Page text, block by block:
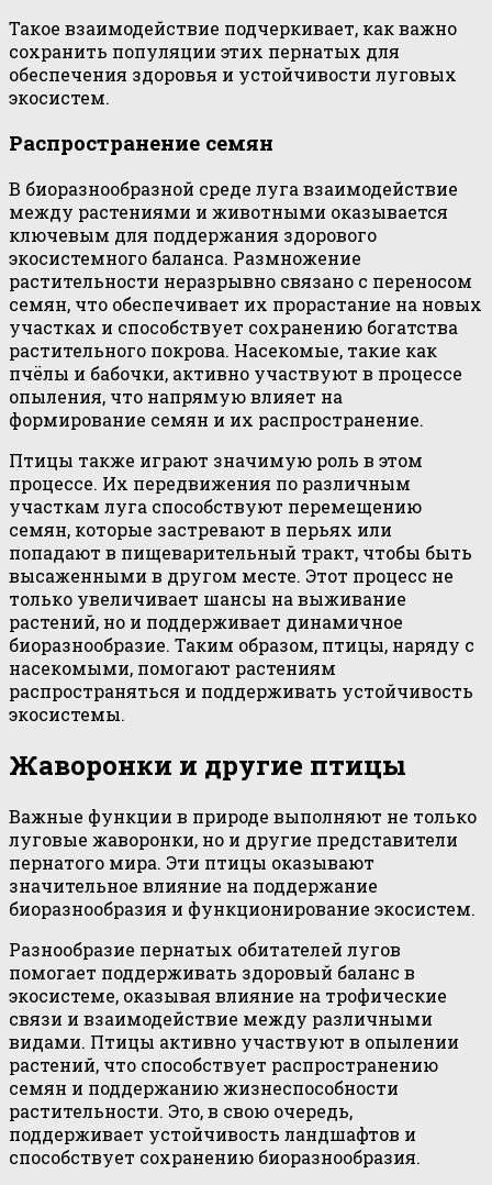
Такое взаимодействие подчеркивает, как важно
сохранить популяции этих пернатых для
обеспечения здоровья и устойчивости луговых
экосистем.
Распространение семян
В биоразнообразной среде луга взаимодействие
между растениями и животными оказывается
ключевым для поддержания здорового
экосистемного баланса. Размножение
растительности неразрывно связано с переносом
семян, что обеспечивает их прорастание на новых
участках и способствует сохранению богатства
растительного покрова. Насекомые, такие как
пчёлы и бабочки, активно участвуют в процессе
опыления, что напрямую влияет на
формирование семян и их распространение.
Птицы также играют значимую роль в этом
процессе. Их передвижения по различным
участкам луга способствуют перемещению
семян, которые застревают в перьях или
попадают в пищеварительный тракт, чтобы быть
высаженными в другом месте. Этот процесс не
только увеличивает шансы на выживание
растений, но и поддерживает динамичное
биоразнообразие. Таким образом, птицы, наряду с
насекомыми, помогают растениям
распространяться и поддерживать устойчивость
экосистемы.
Жаворонки и другие птицы
Важные функции в природе выполняют не только
луговые жаворонки, но и другие представители
пернатого мира. Эти птицы оказывают
значительное влияние на поддержание
биоразнообразия и функционирование экосистем.
Разнообразие пернатых обитателей лугов
помогает поддерживать здоровый баланс в
экосистеме, оказывая влияние на трофические
связи и взаимодействие между различными
видами. Птицы активно участвуют в опылении
растений, что способствует распространению
семян и поддержанию жизнеспособности
растительности. Это, в свою очередь,
поддерживает устойчивость ландшафтов и
способствует сохранению биоразнообразия.